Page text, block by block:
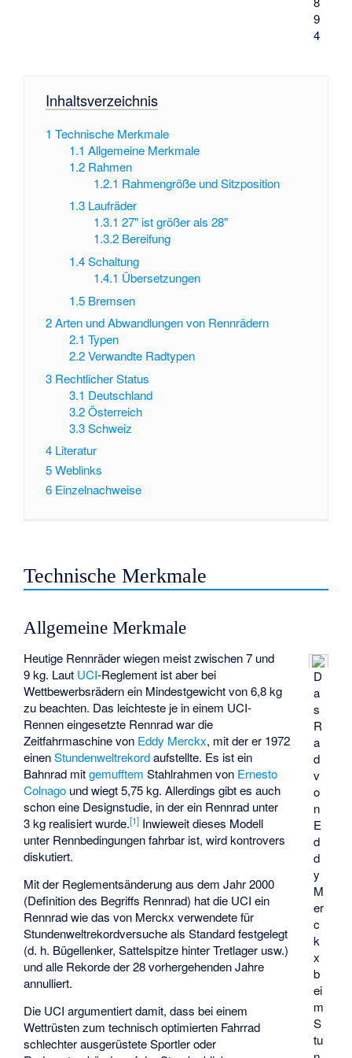
9
4
Inhaltsverzeichnis
1 Technische Merkmale
1.1 Allgemeine Merkmale
1.2 Rahmen
1.2.1 Rahmengröße und Sitzposition
1.3 Laufräder
1.3.1 27" ist größer als 28"
1.3.2 Bereifung
1.4 Schaltung
1.4.1 Übersetzungen
1.5 Bremsen
2Arten und Abwandlungen von Rennrädern
2.1 Typen
2.2 Verwandte Radtypen
3 Rechtlicher Status
3.1 Deutschland
3.2 Österreich
3.3 Schweiz
4 Literatur
5Weblinks
6 Einzelnachweise
Technische Merkmale
Allgemeine Merkmale
D
a
s
R
a
d
v
o
n
E
d
d
y
M
er
c
k
x
b
ei
m
S
tu
Heutige Rennräder wiegen meist zwischen 7 und
9 kg. Laut UCI-Reglement ist aber bei
Wettbewerbsrädern ein Mindestgewicht von 6,8 kg
zu beachten. Das leichteste je in einem UCI-
Rennen eingesetzte Rennrad war die
Zeitfahrmaschine von Eddy Merckx, mit der er 1972
einenStundenweltrekordaufstellte. Es ist ein
Bahnrad mitgemufftem Stahlrahmen von Ernesto
Colnago und wiegt 5,75 kg. Allerdings gibt es auch
schon eine Designstudie, in der ein Rennrad unter
3 kg realisiert wurde.[1] Inwieweit dieses Modell
unter Rennbedingungen fahrbar ist, wird kontrovers
diskutiert.
Mit der Reglementsänderung aus dem Jahr 2000
(Definition des Begriffs Rennrad) hat die UCI ein
Rennrad wie das von Merckx verwendete für
Stundenweltrekordversuche als Standard festgelegt
(d. h. Bügellenker, Sattelspitze hinter Tretlager usw.)
und alle Rekorde der 28 vorhergehenden Jahre
annulliert.
Die UCI argumentiert damit, dass bei einem
Wettrüsten zum technisch optimierten Fahrrad
schlechter ausgerüstete Sportler oder